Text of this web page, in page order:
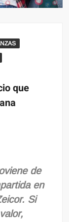
que
de
en
. Si